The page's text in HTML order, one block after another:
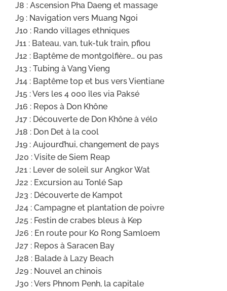
J8 : Ascension Pha Daeng et massage
J9 : Navigation vers Muang Ngoi
J10 : Rando villages ethniques
J11 : Bateau, van, tuk-tuk train, pfiou
J12 : Baptême de montgolfière… ou pas
J13 : Tubing à Vang Vieng
J14 : Baptême top et bus vers Vientiane
J15 : Vers les 4 000 îles via Paksé
J16 : Repos à Don Khône
J17 : Découverte de Don Khône à vélo
J18 : Don Det à la cool
J19 : Aujourd’hui, changement de pays
J20 : Visite de Siem Reap
J21 : Lever de soleil sur Angkor Wat
J22 : Excursion au Tonlé Sap
J23 : Découverte de Kampot
J24 : Campagne et plantation de poivre
J25 : Festin de crabes bleus à Kep
J26 : En route pour Ko Rong Samloem
J27 : Repos à Saracen Bay
J28 : Balade à Lazy Beach
J29 : Nouvel an chinois
J30 : Vers Phnom Penh, la capitale